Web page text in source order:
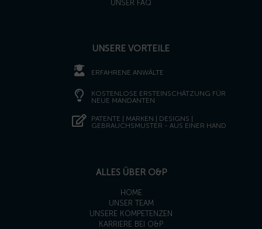
UNSER FAQ
UNSERE VORTEILE
ERFAHRENE ANWÄLTE
KOSTENLOSE ERSTEINSCHÄTZUNG FÜR
NEUE MANDANTEN
PATENTE | MARKEN | DESIGNS |
GEBRAUCHSMUSTER - AUS EINER HAND
ALLES ÜBER O&P
HOME
UNSER TEAM
UNSERE KOMPETENZEN
KARRIERE BEI O&P